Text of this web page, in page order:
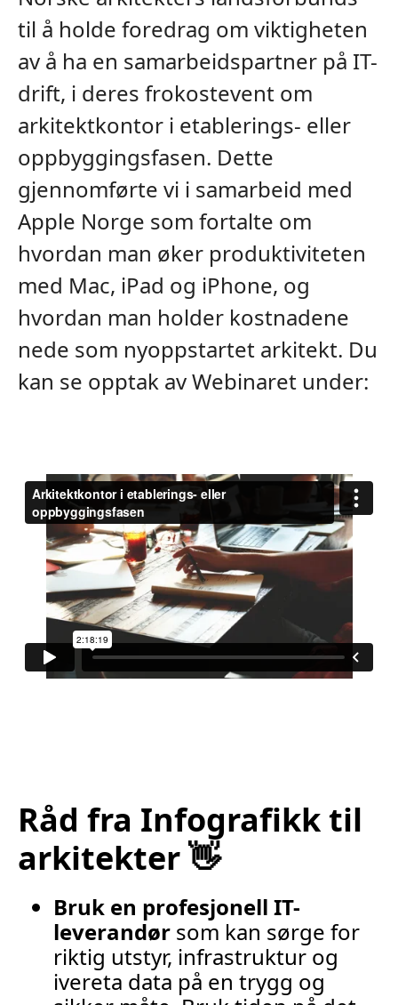
til å holde foredrag om viktigheten
av å ha en samarbeidspartner på IT-
drift, i deres frokostevent om
arkitektkontor i etablerings- eller
oppbyggingsfasen. Dette
gjennomførte vi i samarbeid med
Apple Norge som fortalte om
hvordan man øker produktiviteten
med Mac, iPad og iPhone, og
hvordan man holder kostnadene
nede som nyoppstartet arkitekt. Du
kan se opptak av Webinaret under:
Råd fra Infografikk til
arkitekter 👋
Bruk en profesjonell IT-
leverandør som kan sørge for
riktig utstyr, infrastruktur og
ivereta data på en trygg og